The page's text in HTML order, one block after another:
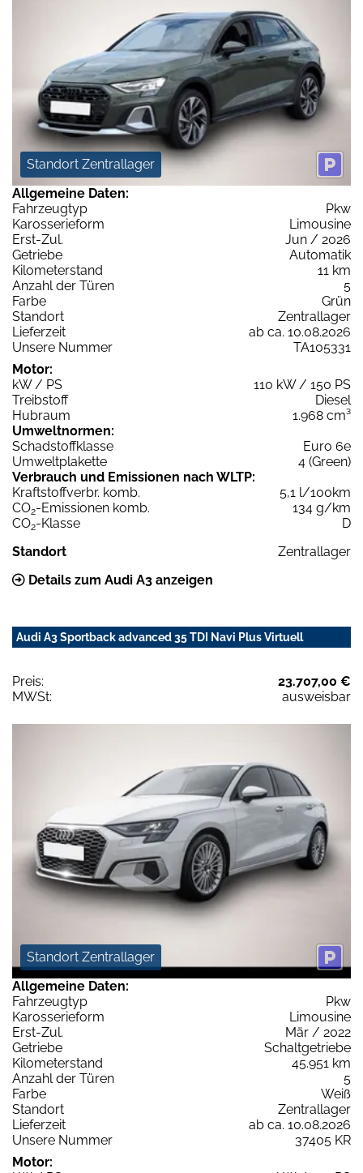
Standort Zentrallager
Allgemeine Daten:
Fahrzeugtyp
Pkw
Karosserieform
Limousine
Erst-Zul.
Jun / 2026
Getriebe
Automatik
Kilometerstand
11 km
Anzahl der Türen
5
Farbe
Grün
Standort
Zentrallager
Lieferzeit
ab ca. 10.08.2026
Unsere Nummer
TA105331
Motor:
kW / PS
110 kW / 150 PS
Treibstoff
Diesel
Hubraum
1.968 cm³
Umweltnormen:
Schadstoffklasse
Euro 6e
Umweltplakette
4 (Green)
Verbrauch und Emissionen nach WLTP:
Kraftstoffverbr. komb.
5,1 l/100km
CO2-Emissionen komb.
134 g/km
CO2-Klasse
D
Standort
Zentrallager
Details zum Audi A3 anzeigen
Audi A3 Sportback advanced 35 TDI Navi Plus Virtuell
Preis:
23.707,00 €
MWSt:
ausweisbar
Standort Zentrallager
Allgemeine Daten:
Fahrzeugtyp
Pkw
Karosserieform
Limousine
Erst-Zul.
Mär / 2022
Getriebe
Schaltgetriebe
Kilometerstand
45.951 km
Anzahl der Türen
5
Farbe
Weiß
Standort
Zentrallager
Lieferzeit
ab ca. 10.08.2026
Unsere Nummer
37405 KR
Motor: